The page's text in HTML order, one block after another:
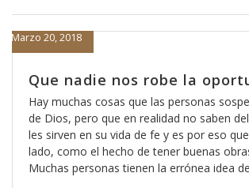
Que nadie nos robe la
Marzo 20, 2018
Hay muchas cosas que las personas
de Dios, pero que en realidad no saben
les sirven en su vida de fe y es por eso
lado, como el hecho de tener buenas
Muchas personas tienen la errónea idea